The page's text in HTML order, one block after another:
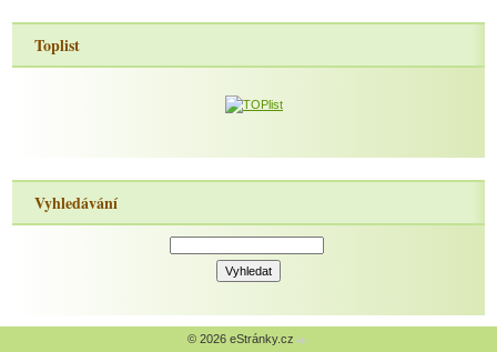
Toplist
Vyhledávání
© 2026 eStránky.cz